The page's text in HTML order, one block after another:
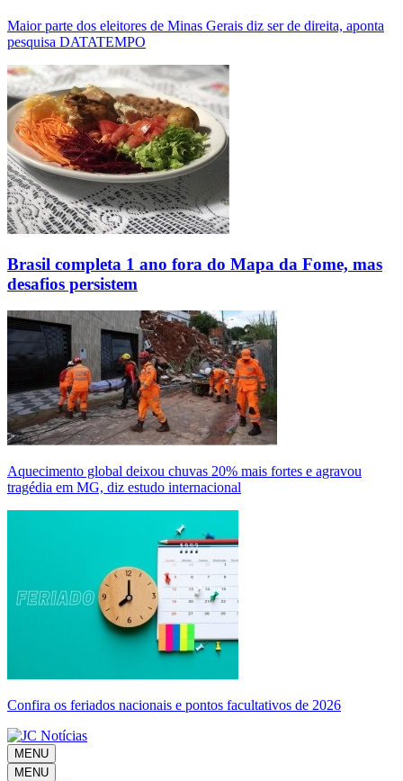
Maior parte dos eleitores de Minas Gerais diz ser de direita, aponta
pesquisa DATATEMPO
Brasil completa 1 ano fora do Mapa da Fome, mas
desafios persistem
Aquecimento global deixou chuvas 20% mais fortes e agravou
tragédia em MG, diz estudo internacional
Confira os feriados nacionais e pontos facultativos de 2026
MENU
MENU